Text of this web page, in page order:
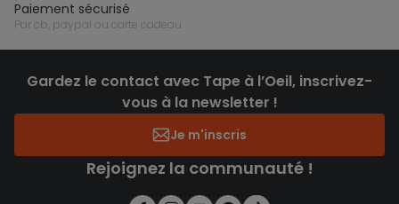
paiement sécurisé
par cb, paypal ou carte cadeau
Gardez le contact avec Tape à l’Oeil, inscrivez-
vous à la newsletter !
Je m'inscris
Rejoignez la communauté !